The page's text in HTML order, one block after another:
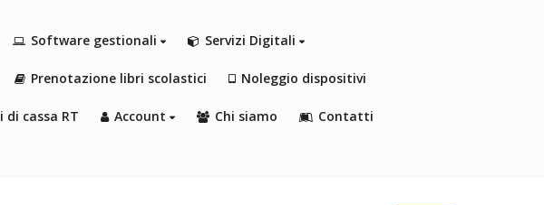
Software gestionali Servizi Digitali
Prenotazione libri scolastici Noleggio dispositivi
cassa RT Account Chi siamo Contatti